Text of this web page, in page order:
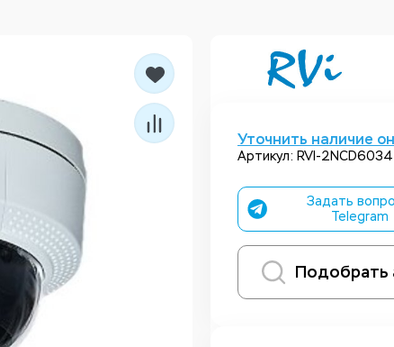
Уточнить наличие
Артикул: RVI-2NCD6034
Задать
Telegram
Подобрать